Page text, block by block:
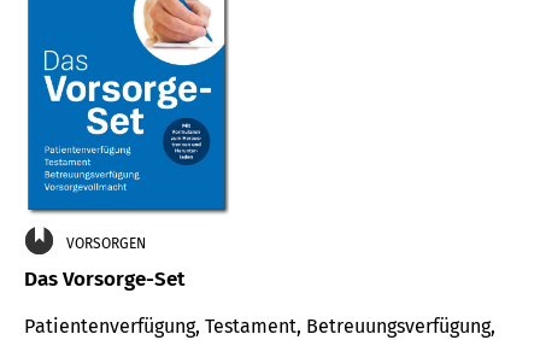
VORSORGEN
Das Vorsorge-Set
Patienten­ver­fügung, Testa­ment, Be­treuungs­verfü­gung,